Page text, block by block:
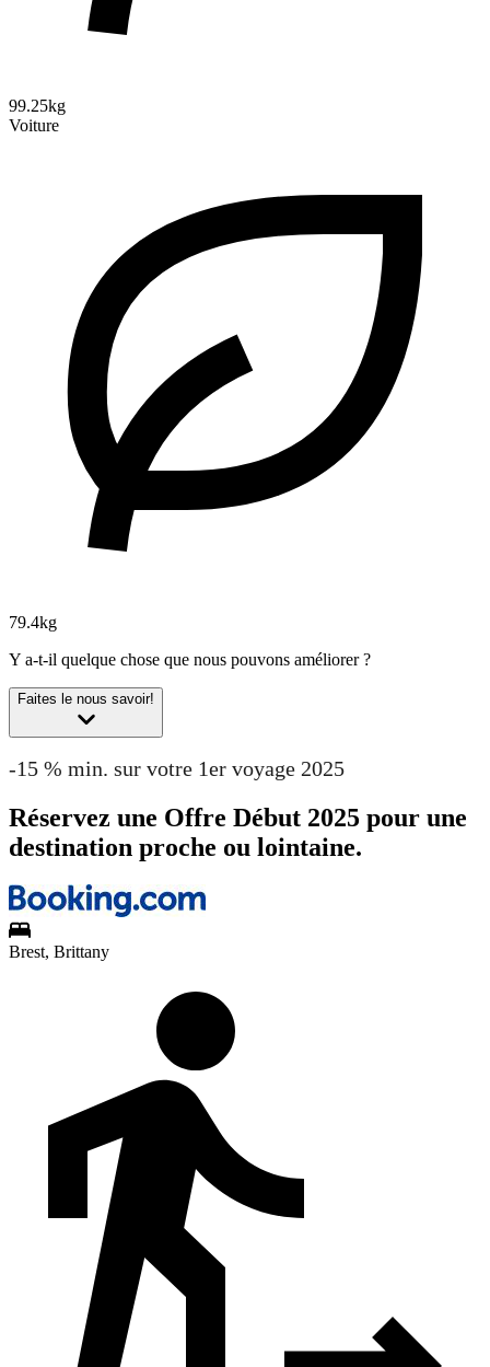
99.25kg
Voiture
79.4kg
Y a-t-il quelque chose que nous pouvons améliorer ?
Faites le nous savoir!
-15 % min. sur votre 1er voyage 2025
Réservez une Offre Début 2025 pour une
destination proche ou lointaine.
Brest, Brittany